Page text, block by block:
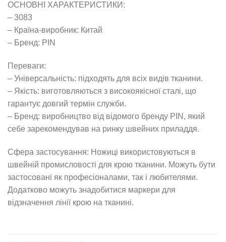
ОСНОВНІ ХАРАКТЕРИСТИКИ:
– 3083
– Країна-виробник: Китай
– Бренд: PIN
Переваги:
– Універсальність: підходять для всіх видів тканини.
– Якість: виготовляються з високоякісної сталі, що
гарантує довгий термін служби.
– Бренд: виробництво від відомого бренду PIN, який
себе зарекомендував на ринку швейних приладдя.
Сфера застосування: Ножиці використовуються в
швейній промисловості для крою тканини. Можуть бути
застосовані як професіоналами, так і любителями.
Додатково можуть знадобитися маркери для
відзначення лінії крою на тканині.